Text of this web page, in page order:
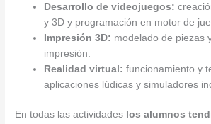
Desarrollo de videojuegos:
y 3D y programación en motor de
Impresión 3D: modelado de piezas
impresión.
Realidad virtual: funcionamiento y
aplicaciones lúdicas y simuladores
En todas las actividades los alumnos